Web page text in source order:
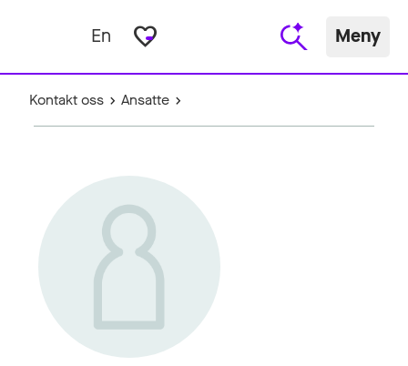
En favorite_border Meny
Kontakt oss Ansatte